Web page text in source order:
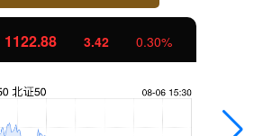
1122.88 3.42 0.30%